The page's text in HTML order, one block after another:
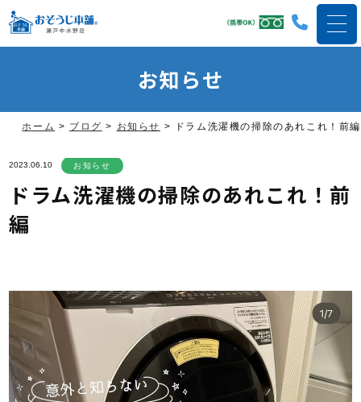
お知らせ
ホーム > ブログ > お知らせ > ドラム洗濯機の掃除のあれこれ！前編
2023.06.10 お知らせ
ドラム洗濯機の掃除のあれこれ！前
編